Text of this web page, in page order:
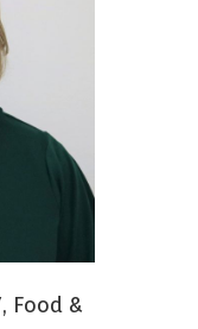
Food &